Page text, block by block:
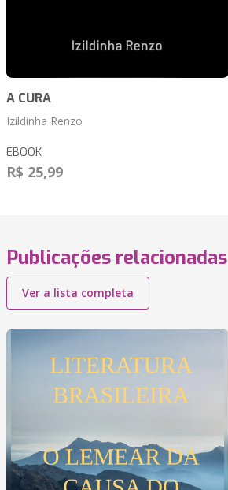
A CURA
Izildinha Renzo
EBOOK
R$ 25,99
Publicações relacionadas
Ver a lista completa